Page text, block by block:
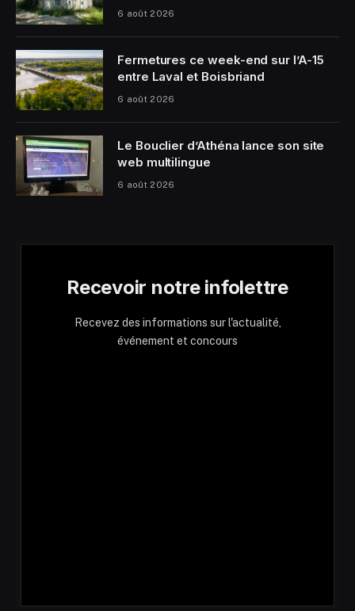
6 août 2026
Fermetures ce week-end sur l’A-15
entre Laval et Boisbriand
6 août 2026
Le Bouclier d’Athéna lance son site
web multilingue
6 août 2026
Recevoir notre infolettre
Recevez des informations sur l'actualité,
événement et concours